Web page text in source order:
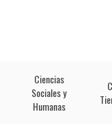
Ciencias
Sociales y
Humanas